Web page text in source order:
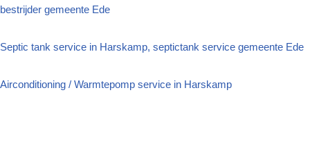
bestrijder gemeente Ede
Septic tank service in Harskamp, septictank service gemeente Ede
Airconditioning / Warmtepomp service in Harskamp